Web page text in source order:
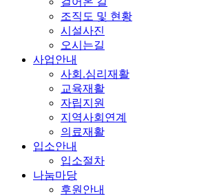
조직도 및 현황
시설사진
오시는길
사업안내
사회.심리재활
교육재활
자립지원
지역사회연계
의료재활
입소안내
입소절차
나눔마당
후원안내